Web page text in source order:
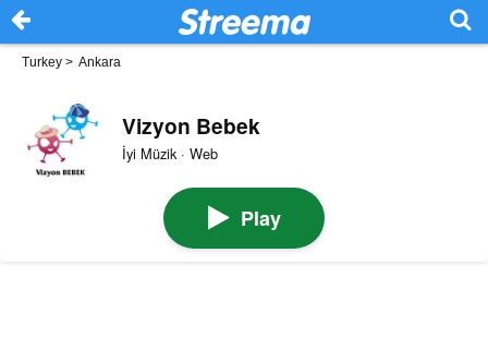
Turkey > Ankara
Vizyon Bebek
İyi Müzik · Web
Play